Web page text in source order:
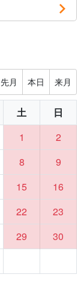
先月 本日 来月
土
日
1
2
8
9
15
16
22
23
29
30